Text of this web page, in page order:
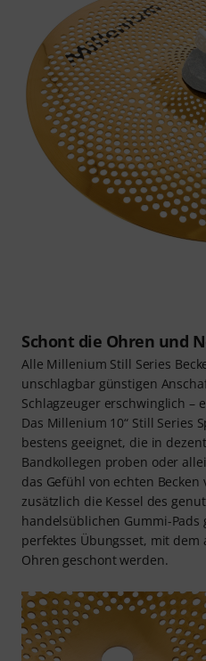
Schont die Ohren und
Alle Millenium Still Series
unschlagbar günstigen
Schlagzeuger erschwinglich –
Das Millenium 10“ Still Series
bestens geeignet, die in
Bandkollegen proben oder
das Gefühl von echten
zusätzlich die Kessel des
handelsüblichen Gummi-
perfektes Übungsset, mit dem
Ohren geschont werden.